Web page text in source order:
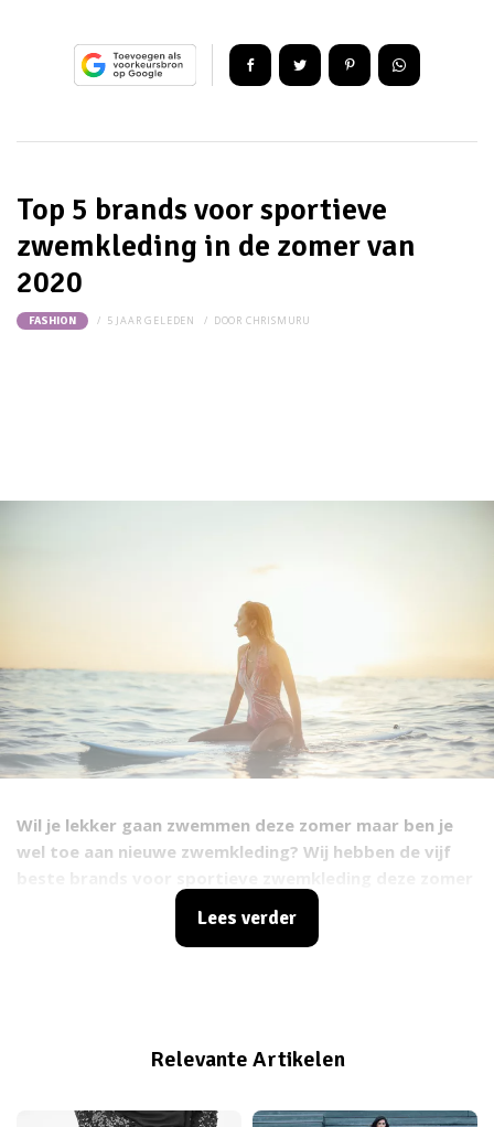
Top 5 brands voor sportieve
zwemkleding in de zomer van
2020
FASHION 5 JAAR GELEDEN DOOR CHRISMURU
Wil je lekker gaan zwemmen deze zomer maar ben je
wel toe aan nieuwe zwemkleding? Wij hebben de vijf
op een rijtje gezet. Laat je inspireren door de nieuwste
collecties en gun jezelf een nieuw badpak, een bikini of
Lees verder
Relevante Artikelen